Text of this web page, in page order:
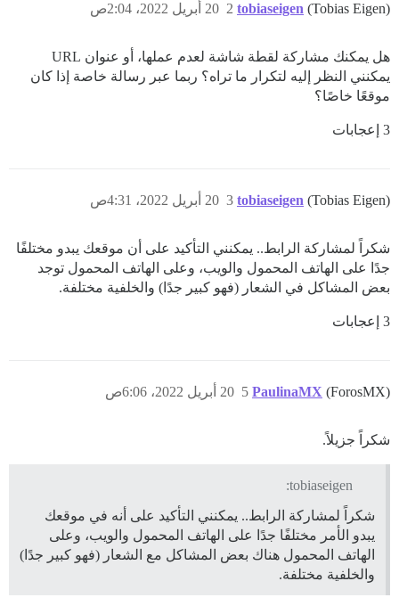
tobiaseigen (Tobias Eigen) 20 أبريل 2022، 2:04ص 2
هل يمكنك مشاركة لقطة شاشة لعدم عملها، أو عنوان URL
يمكنني النظر إليه لتكرار ما تراه؟ ربما عبر رسالة خاصة إذا كان
موقعًا خاصًا؟
3 إعجابات
tobiaseigen (Tobias Eigen) 20 أبريل 2022، 4:31ص 3
شكراً لمشاركة الرابط.. يمكنني التأكيد على أن موقعك يبدو مختلفًا
جدًا على الهاتف المحمول والويب، وعلى الهاتف المحمول توجد
بعض المشاكل في الشعار (فهو كبير جدًا) والخلفية مختلفة.
3 إعجابات
PaulinaMX (ForosMX) 20 أبريل 2022، 6:06ص 5
شكراً جزيلاً.
tobiaseigen:
شكراً لمشاركة الرابط.. يمكنني التأكيد على أنه في موقعك
يبدو الأمر مختلفًا جدًا على الهاتف المحمول والويب، وعلى
الهاتف المحمول هناك بعض المشاكل مع الشعار (فهو كبير جدًا)
والخلفية مختلفة.